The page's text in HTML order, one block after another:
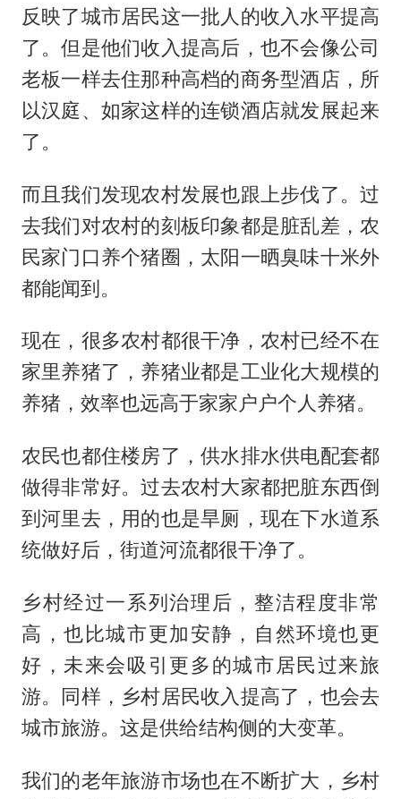
反映了城市居民这一批人的收入水平提高
了。但是他们收入提高后，也不会像公司
老板一样去住那种高档的商务型酒店，所
以汉庭、如家这样的连锁酒店就发展起来
了。
而且我们发现农村发展也跟上步伐了。过
去我们对农村的刻板印象都是脏乱差，农
民家门口养个猪圈，太阳一晒臭味十米外
都能闻到。
现在，很多农村都很干净，农村已经不在
家里养猪了，养猪业都是工业化大规模的
养猪，效率也远高于家家户户个人养猪。
农民也都住楼房了，供水排水供电配套都
做得非常好。过去农村大家都把脏东西倒
到河里去，用的也是旱厕，现在下水道系
统做好后，街道河流都很干净了。
乡村经过一系列治理后，整洁程度非常
高，也比城市更加安静，自然环境也更
好，未来会吸引更多的城市居民过来旅
游。同样，乡村居民收入提高了，也会去
城市旅游。这是供给结构侧的大变革。
我们的老年旅游市场也在不断扩大，乡村